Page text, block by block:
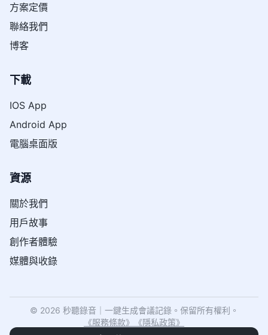
方案定價
聯絡我們
博客
下載
IOS App
Android App
電腦桌面版
資源
關於我們
用戶故事
創作者體驗
媒體與收錄
© 2026 秒聽錄音｜一鍵生成會議記錄。保留所有權利。
《服務條款》 《隱私政策》